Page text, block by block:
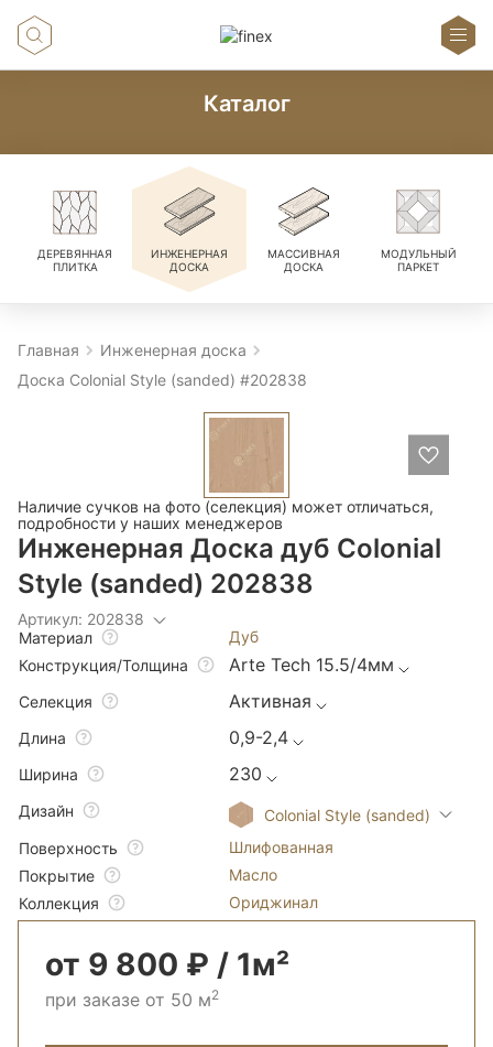
Каталог
ДЕРЕВЯННАЯ
ПЛИТКА
ИНЖЕНЕРНАЯ
ДОСКА
МАССИВНАЯ
ДОСКА
МОДУЛЬНЫЙ
ПАРКЕТ
Главная
Инженерная доска
Доска Colonial Style (sanded) #202838
Наличие сучков на фото (селекция) может отличаться,
подробности у наших менеджеров
Инженерная Доска дуб Colonial
Style (sanded) 202838
Артикул: 202838
Материал
Дуб
Конструкция/Толщина
Arte Tech 15.5/4мм
Селекция Активная
Длина 0,9-2,4
Ширина 230
Дизайн
Colonial Style (sanded)
Поверхность
Шлифованная
Покрытие
Масло
Коллекция
Ориджинал
от 9 800 ₽ / 1м²
при заказе от 50 м2